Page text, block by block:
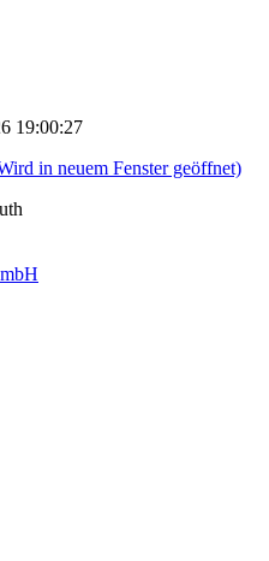
19:00:27
in neuem Fenster geöffnet)